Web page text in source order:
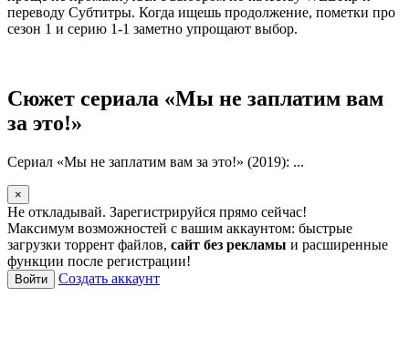
переводу Субтитры. Когда ищешь продолжение, пометки про
сезон 1 и серию 1-1 заметно упрощают выбор.
Сюжет сериала «Мы не заплатим вам
за это!»
Сериал «Мы не заплатим вам за это!» (2019): ...
×
Не откладывай. Зарегистрируйся прямо сейчас!
Максимум возможностей с вашим аккаунтом: быстрые
загрузки торрент файлов, сайт без рекламы и расширенные
функции после регистрации!
Войти Создать аккаунт